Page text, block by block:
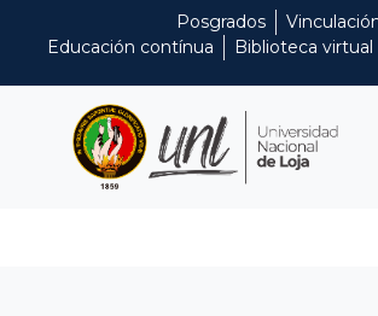
Posgrados
Educación contínua
Biblioteca virtual